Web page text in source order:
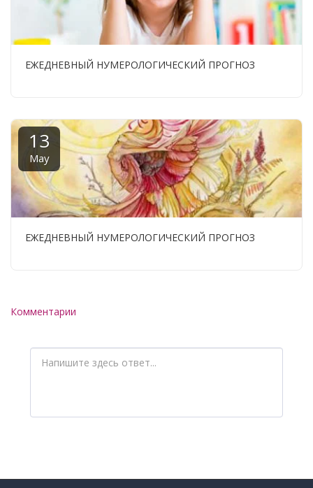
ЕЖЕДНЕВНЫЙ НУМЕРОЛОГИЧЕСКИЙ ПРОГНОЗ
13
May
ЕЖЕДНЕВНЫЙ НУМЕРОЛОГИЧЕСКИЙ ПРОГНОЗ
Комментарии